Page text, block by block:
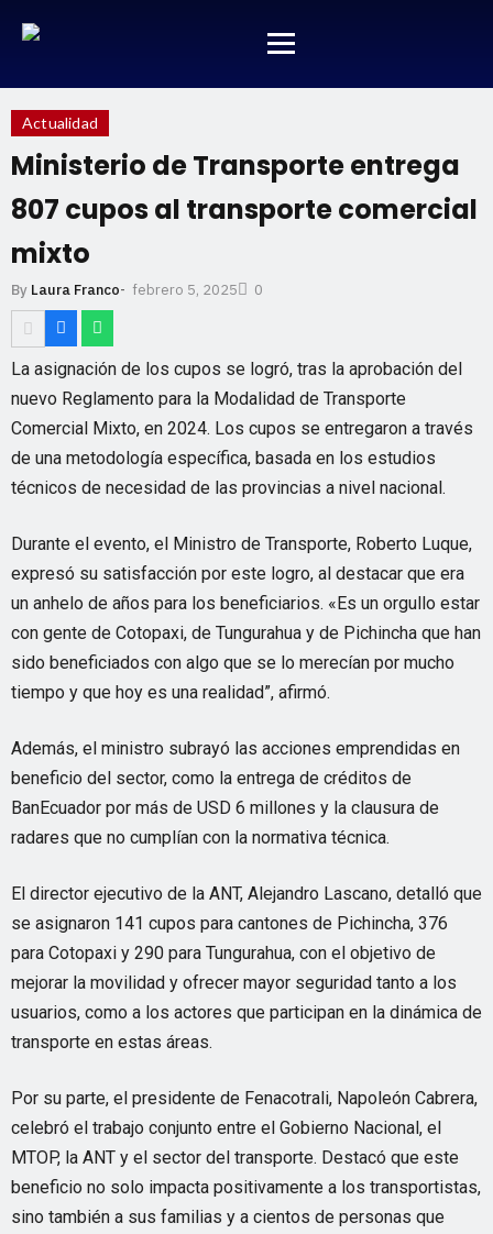
Actualidad
Ministerio de Transporte entrega
807 cupos al transporte comercial
mixto
By Laura Franco- febrero 5, 2025 0
La asignación de los cupos se logró, tras la aprobación del
nuevo Reglamento para la Modalidad de Transporte
Comercial Mixto, en 2024. Los cupos se entregaron a través
de una metodología específica, basada en los estudios
técnicos de necesidad de las provincias a nivel nacional.
Durante el evento, el Ministro de Transporte, Roberto Luque,
expresó su satisfacción por este logro, al destacar que era
un anhelo de años para los beneficiarios. «Es un orgullo estar
con gente de Cotopaxi, de Tungurahua y de Pichincha que han
sido beneficiados con algo que se lo merecían por mucho
tiempo y que hoy es una realidad”, afirmó.
Además, el ministro subrayó las acciones emprendidas en
beneficio del sector, como la entrega de créditos de
BanEcuador por más de USD 6 millones y la clausura de
radares que no cumplían con la normativa técnica.
El director ejecutivo de la ANT, Alejandro Lascano, detalló que
se asignaron 141 cupos para cantones de Pichincha, 376
para Cotopaxi y 290 para Tungurahua, con el objetivo de
mejorar la movilidad y ofrecer mayor seguridad tanto a los
usuarios, como a los actores que participan en la dinámica de
transporte en estas áreas.
Por su parte, el presidente de Fenacotrali, Napoleón Cabrera,
celebró el trabajo conjunto entre el Gobierno Nacional, el
MTOP, la ANT y el sector del transporte. Destacó que este
beneficio no solo impacta positivamente a los transportistas,
sino también a sus familias y a cientos de personas que